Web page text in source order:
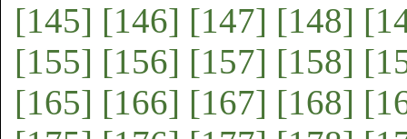
[145] [146] [147] [148]
[155] [156] [157] [158]
[165] [166] [167] [168]